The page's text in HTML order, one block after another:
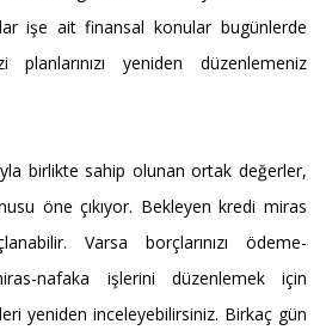
işe ait finansal konular bugünlerde
yeniden düzenlemeniz
birlikte sahip olunan ortak değerler,
öne çıkıyor. Bekleyen kredi miras
Varsa borçlarınızı ödeme-
nafaka işlerini düzenlemek için
yeniden inceleyebilirsiniz. Birkaç gün